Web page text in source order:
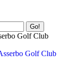
Golf Club